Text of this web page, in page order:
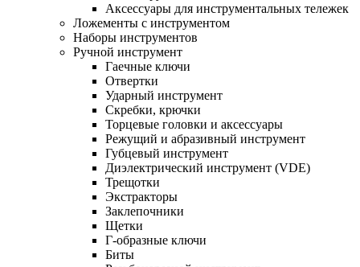
Аксессуары для инструментальных тележек
Ложементы с инструментом
Наборы инструментов
Ручной инструмент
Гаечные ключи
Отвертки
Ударный инструмент
Скребки, крючки
Торцевые головки и аксессуары
Режущий и абразивный инструмент
Губцевый инструмент
Диэлектрический инструмент (VDE)
Трещотки
Экстракторы
Заклепочники
Щетки
Г-образные ключи
Биты